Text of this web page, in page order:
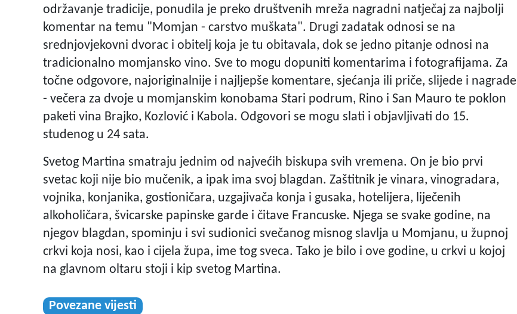
održavanje tradicije, ponudila je preko društvenih mreža nagradni natječaj za najbolji
komentar na temu "Momjan - carstvo muškata". Drugi zadatak odnosi se na
srednjovjekovni dvorac i obitelj koja je tu obitavala, dok se jedno pitanje odnosi na
tradicionalno momjansko vino. Sve to mogu dopuniti komentarima i fotografijama. Za
točne odgovore, najoriginalnije i najljepše komentare, sjećanja ili priče, slijede i nagrade
- večera za dvoje u momjanskim konobama Stari podrum, Rino i San Mauro te poklon
paketi vina Brajko, Kozlović i Kabola. Odgovori se mogu slati i objavljivati do 15.
studenog u 24 sata.
Svetog Martina smatraju jednim od najvećih biskupa svih vremena. On je bio prvi
svetac koji nije bio mučenik, a ipak ima svoj blagdan. Zaštitnik je vinara, vinogradara,
vojnika, konjanika, gostioničara, uzgajivača konja i gusaka, hotelijera, liječenih
alkoholičara, švicarske papinske garde i čitave Francuske. Njega se svake godine, na
njegov blagdan, spominju i svi sudionici svečanog misnog slavlja u Momjanu, u župnoj
crkvi koja nosi, kao i cijela župa, ime tog sveca. Tako je bilo i ove godine, u crkvi u kojoj
na glavnom oltaru stoji i kip svetog Martina.
Povezane vijesti